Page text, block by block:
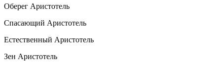
Оберег Аристотель
Спасающий Аристотель
Естественный Аристотель
Зен Аристотель